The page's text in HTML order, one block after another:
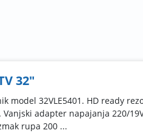
32"
model 32VLE5401. HD ready
adapter napajanja 220/
rupa 200 ...